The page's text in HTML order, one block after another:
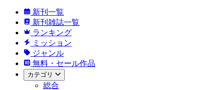
新刊一覧
新刊雑誌一覧
ランキング
ミッション
ジャンル
無料・セール作品
カテゴリ
総合